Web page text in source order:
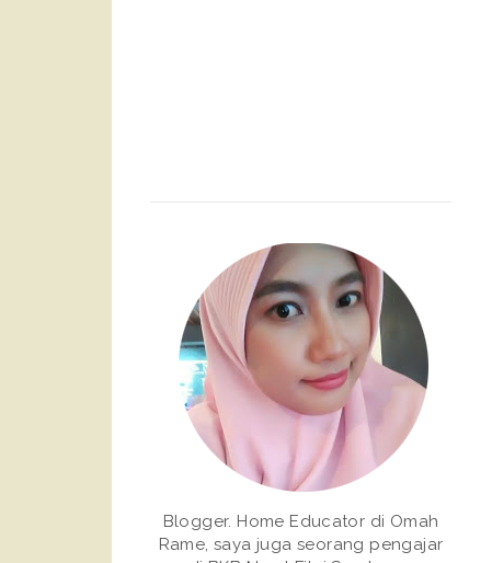
Blogger. Home Educator di Omah
Rame, saya juga seorang pengajar